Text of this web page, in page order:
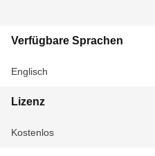
Verfügbare Sprachen
Englisch
Lizenz
Kostenlos